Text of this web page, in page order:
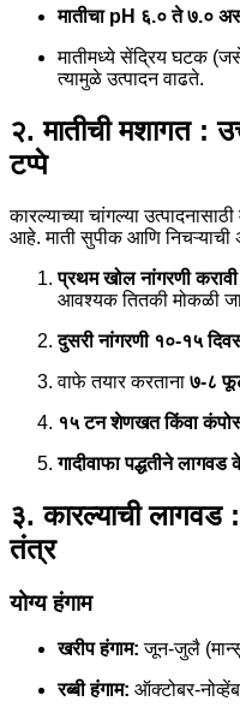
मातीचा pH ६.० ते ७.०
मातीमध्ये सेंद्रिय घटक
त्यामुळे उत्पादन वाढते.
२. मातीची मशागत :
टप्पे
कारल्याच्या चांगल्या
आहे. माती सुपीक आणि निचऱ्याची
प्रथम खोल नांगरणी
आवश्यक तितकी मोकळी
दुसरी नांगरणी १०-१५
वाफे तयार करताना ७-८
१५ टन शेणखत किंवा
गादीवाफा पद्धतीने
३. कारल्याची लागवड
तंत्र
योग्य हंगाम
खरीप हंगाम: जून-जुलै
रब्बी हंगाम: ऑक्टोबर-